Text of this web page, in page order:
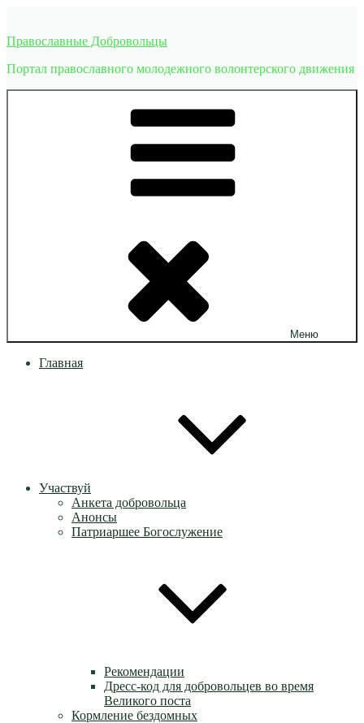
содержимому
Православные Добровольцы
Портал православного молодежного волонтерского движения
Меню
Главная
Участвуй
Анкета добровольца
Анонсы
Патриаршее Богослужение
Рекомендации
Дресс-код для добровольцев во время
Великого поста
Кормление бездомных